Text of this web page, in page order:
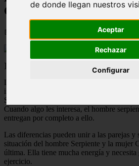
de donde llegan nuestros
Aceptar
Rechazar
Configurar
Compatibilidad a largo
📅 02/09/2025
]]>
Las serpientes y los caballos del zodíaco
imitando a los dos animales de los que
Su energía es tremenda, y les gusta ir a
Cuando algo les interesa, el hombre
entregan por completo a ello.
Las diferencias pueden unir a las parejas y
situación del hombre Serpiente y la mujer
última. Ella tiene mucha energía y necesita
ejercicio.